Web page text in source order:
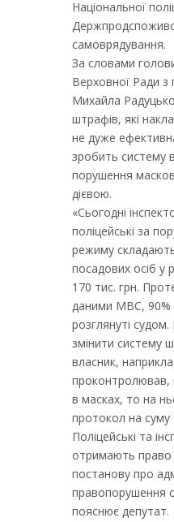
Національної
самоврядування.
За словами
Верховної Ради з
Михайла
штрафів, які
не дуже
зробить систему
порушення
дієвою.
«Сьогодні
поліцейські за
режиму
посадових осіб у
170 тис. грн.
даними МВС, 90%
розглянуті
змінити систему
власник,
проконтролював,
в масках, то на
протокол на суму
Поліцейські та
отримають
постанову про
правопорушення
пояснює депутат.